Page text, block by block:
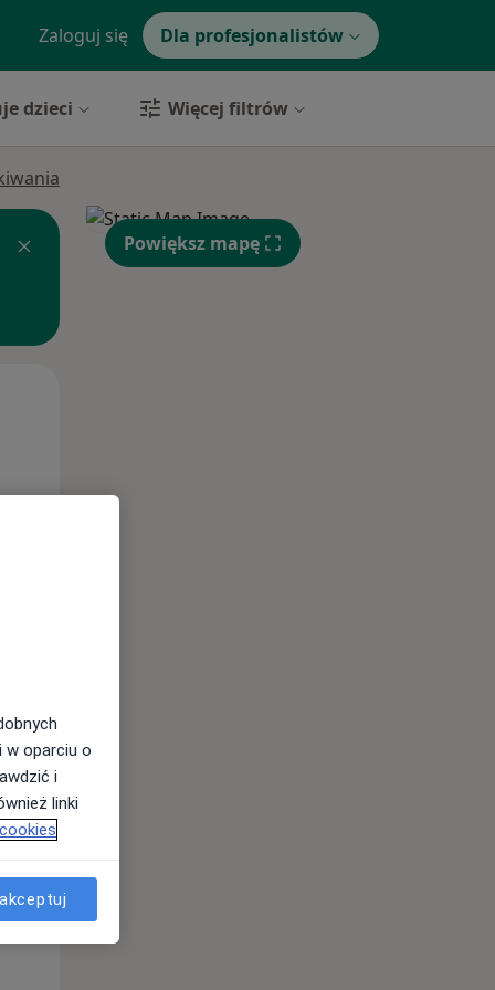
Zaloguj się Dla profesjonalistów
dzieci Więcej filtrów
Wt,
11 Sie
Powiększ mapę
w oparciu o
i
linki